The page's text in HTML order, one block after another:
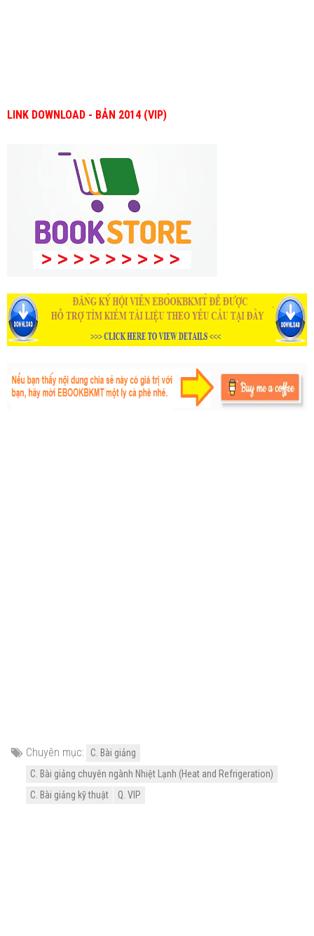
LINK DOWNLOAD - BẢN 2014 (VIP)
Chuyên mục:
C. Bài giảng
C. Bài giảng chuyên ngành Nhiệt Lạnh (Heat and Refrigeration)
C. Bài giảng kỹ thuật
Q. VIP